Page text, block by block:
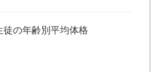
の年齢別平均体格